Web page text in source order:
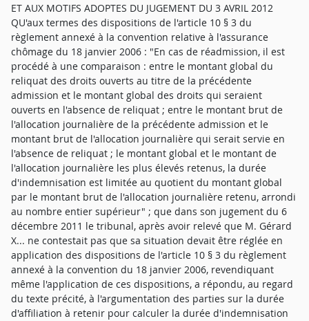
ET AUX MOTIFS ADOPTES DU JUGEMENT DU 3 AVRIL 2012
QU'aux termes des dispositions de l'article 10 § 3 du
règlement annexé à la convention relative à l'assurance
chômage du 18 janvier 2006 : "En cas de réadmission, il est
procédé à une comparaison : entre le montant global du
reliquat des droits ouverts au titre de la précédente
admission et le montant global des droits qui seraient
ouverts en l'absence de reliquat ; entre le montant brut de
l'allocation journalière de la précédente admission et le
montant brut de l'allocation journalière qui serait servie en
l'absence de reliquat ; le montant global et le montant de
l'allocation journalière les plus élevés retenus, la durée
d'indemnisation est limitée au quotient du montant global
par le montant brut de l'allocation journalière retenu, arrondi
au nombre entier supérieur" ; que dans son jugement du 6
décembre 2011 le tribunal, après avoir relevé que M. Gérard
X... ne contestait pas que sa situation devait être réglée en
application des dispositions de l'article 10 § 3 du règlement
annexé à la convention du 18 janvier 2006, revendiquant
même l'application de ces dispositions, a répondu, au regard
du texte précité, à l'argumentation des parties sur la durée
d'affiliation à retenir pour calculer la durée d'indemnisation